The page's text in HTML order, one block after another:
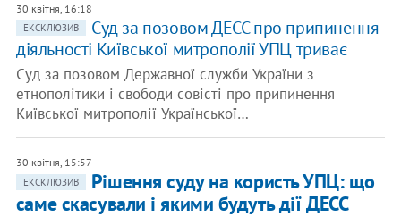
30 квітня, 16:18
ЕКСКЛЮЗИВ
Суд за позовом ДЕСС про припинення
діяльності Київської митрополії УПЦ триває
Суд за позовом Державної служби України з
етнополітики і свободи совісті про припинення
Київської митрополії Української…
30 квітня, 15:57
ЕКСКЛЮЗИВ
Рішення суду на користь УПЦ: що
саме скасували і якими будуть дії ДЕСС